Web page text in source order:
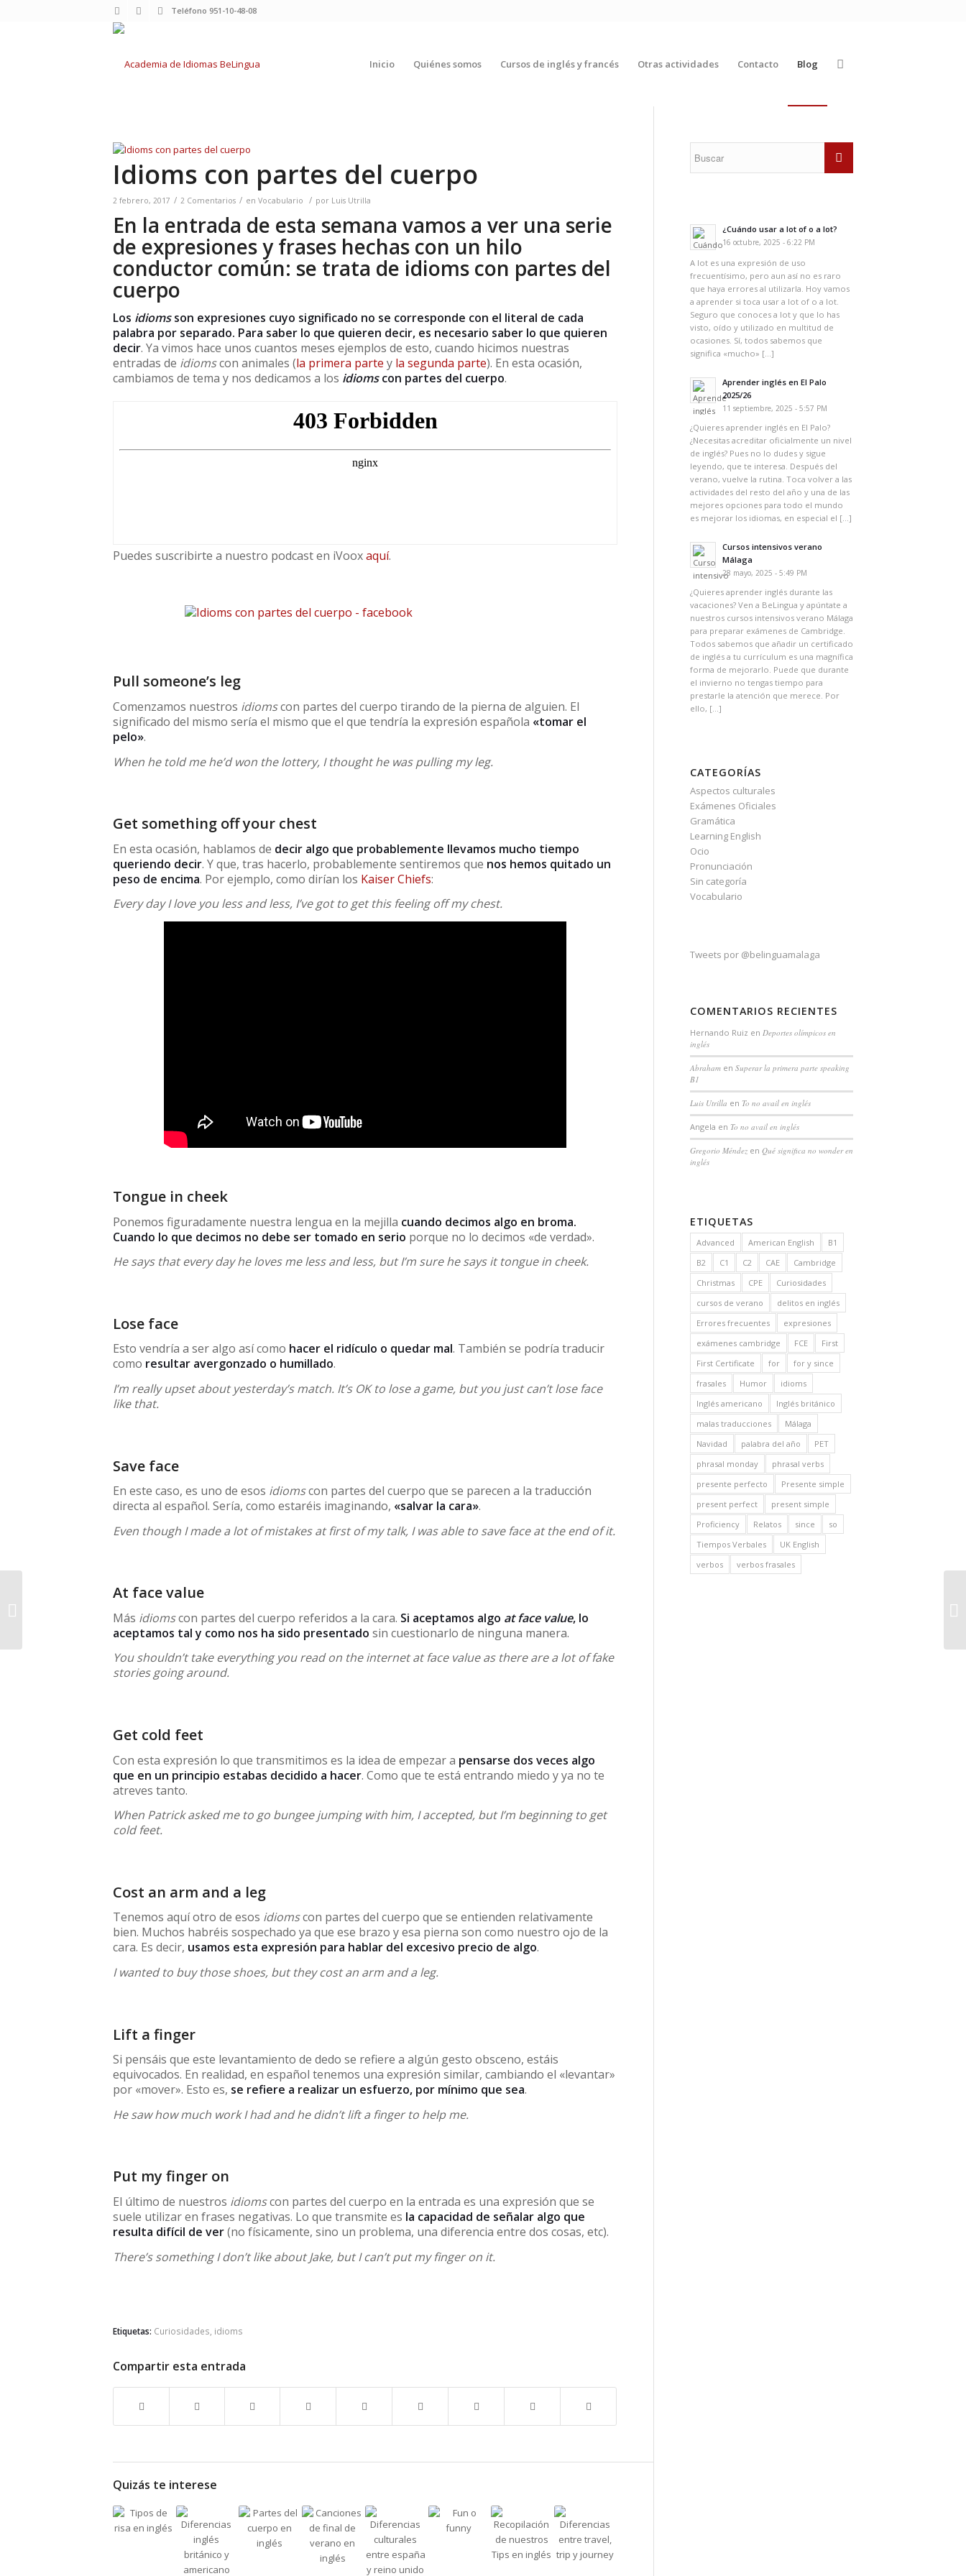
Teléfono 951-10-48-08
Inicio Quiénes somos Cursos de inglés y francés Otras actividades Contacto Blog
Idioms con partes del cuerpo
2 febrero, 2017 / 2 Comentarios / en Vocabulario / por Luis Utrilla
En la entrada de esta semana vamos a ver una serie
de expresiones y frases hechas con un hilo
conductor común: se trata de idioms con partes del
cuerpo
Los idiomsson expresiones cuyo significado no se corresponde con el literal de cada
palabra por separado. Para saber lo que quieren decir, es necesario saber lo que quieren
decir. Ya vimos hace unos cuantos meses ejemplos de esto, cuando hicimos nuestras
entradas de idiomscon animales (la primera parte y la segunda parte). En esta ocasión,
cambiamos de tema y nos dedicamos a los idiomscon partes del cuerpo.
Puedes suscribirte a nuestro podcast en iVooxaquí.
Pull someone’s leg
Comenzamos nuestros idiomscon partes del cuerpo tirando de la pierna de alguien. El
significado del mismo sería el mismo que el que tendría la expresión española «tomar el
pelo».
When he told me he’d won the lottery, I thought he was pulling my leg.
Get something off your chest
En esta ocasión, hablamos de decir algo que probablemente llevamos mucho tiempo
queriendo decir. Y que, tras hacerlo, probablemente sentiremos que nos hemos quitado un
peso de encima. Por ejemplo, como dirían los Kaiser Chiefs:
Every day I love you less and less, I’ve got to get this feeling off my chest.
Tongue in cheek
Ponemos figuradamente nuestra lengua en la mejilla cuando decimos algo en broma.
Cuando lo que decimos no debe ser tomado en serio porque no lo decimos «de verdad».
He says that every day he loves me less and less, but I’m sure he says it tongue in cheek.
Lose face
Esto vendría a ser algo así como hacer el ridículo o quedar mal. También se podría traducir
como resultar avergonzado o humillado.
I’m really upset about yesterday’s match. It’s OK to lose a game, but you just can’t lose face
like that.
Save face
En este caso, es uno de esos idiomscon partes del cuerpo que se parecen a la traducción
directa al español. Sería, como estaréis imaginando, «salvar la cara».
Even though I made a lot of mistakes at first of my talk, I was able to save face at the end of it.
At face value
Más idiomscon partes del cuerpo referidos a la cara. Si aceptamos algo at face value, lo
aceptamos tal y como nos ha sido presentado sin cuestionarlo de ninguna manera.
You shouldn’t take everything you read on the internet at face value as there are a lot of fake
stories going around.
Get cold feet
Con esta expresión lo que transmitimos es la idea de empezar a pensarse dos veces algo
que en un principio estabas decidido a hacer. Como que te está entrando miedo y ya no te
atreves tanto.
When Patrick asked me to go bungee jumping with him, I accepted, but I’m beginning to get
cold feet.
Cost an arm and a leg
Tenemos aquí otro de esos idiomscon partes del cuerpo que se entienden relativamente
bien. Muchos habréis sospechado ya que ese brazo y esa pierna son como nuestro ojo de la
cara. Es decir, usamos esta expresión para hablar del excesivo precio de algo.
I wanted to buy those shoes, but they cost an arm and a leg.
Lift a finger
Si pensáis que este levantamiento de dedo se refiere a algún gesto obsceno, estáis
equivocados. En realidad, en español tenemos una expresión similar, cambiando el «levantar»
por «mover». Esto es, se refiere a realizar un esfuerzo, por mínimo que sea.
He saw how much work I had and he didn’t lift a finger to help me.
Put my finger on
El último de nuestros idiomscon partes del cuerpo en la entrada es una expresión que se
suele utilizar en frases negativas. Lo que transmite es la capacidad de señalar algo que
resulta difícil de ver(no físicamente, sino un problema, una diferencia entre dos cosas, etc).
There’s something I don’t like about Jake, but I can’t put my finger on it.
Etiquetas: Curiosidades, idioms
Compartir esta entrada
Quizás te interese
¿Cuándo usar a lot of o a lot?
16 octubre, 2025 - 6:22 PM
A lot es una expresión de uso
frecuentísimo, pero aun así no es raro
que haya errores al utilizarla. Hoy vamos
a aprender si toca usar a lot of o a lot.
Seguro que conoces a lot y que lo has
visto, oído y utilizado en multitud de
ocasiones. Sí, todos sabemos que
significa «mucho» […]
Aprender inglés en El Palo
2025/26
11 septiembre, 2025 - 5:57 PM
¿Quieres aprender inglés en El Palo?
¿Necesitas acreditar oficialmente un nivel
de inglés? Pues no lo dudes y sigue
leyendo, que te interesa. Después del
verano, vuelve la rutina. Toca volver a las
actividades del resto del año y una de las
mejores opciones para todo el mundo
es mejorar los idiomas, en especial el […]
Cursos intensivos verano
Málaga
28 mayo, 2025 - 5:49 PM
¿Quieres aprender inglés durante las
vacaciones? Ven a BeLingua y apúntate a
nuestros cursos intensivos verano Málaga
para preparar exámenes de Cambridge.
Todos sabemos que añadir un certificado
de inglés a tu currículum es una magnífica
forma de mejorarlo. Puede que durante
el invierno no tengas tiempo para
prestarle la atención que merece. Por
ello, […]
CATEGORÍAS
Aspectos culturales
Exámenes Oficiales
Gramática
Learning English
Ocio
Pronunciación
Sin categoría
Vocabulario
Tweets por @belinguamalaga
COMENTARIOS RECIENTES
Hernando Ruiz en Deportes olímpicos en
inglés
Abrahamen Superar la primera parte speaking
B1
Luis Utrilla en To no avail en inglés
Angela en To no avail en inglés
Gregorio Méndezen Qué significa no wonder en
inglés
ETIQUETAS
Advanced American English
B1
B2
C1 C2 CAE
Cambridge
Christmas
CPE
Curiosidades
cursos de verano
delitos en inglés
Errores frecuentes
expresiones
exámenes cambridge
FCE
First
First Certificate
for
for y since
frasales
Humor
idioms
Inglés americano
Inglés británico
malas traducciones
Málaga
Navidad
palabra del año
PET
phrasal monday
phrasal verbs
presente perfecto
Presente simple
present perfect
present simple
Proficiency
Relatos since
so
Tiempos Verbales
UK English
verbos
verbos frasales
Usos avanzados de so